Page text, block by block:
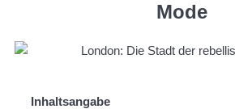
Mode
Inhaltsangabe